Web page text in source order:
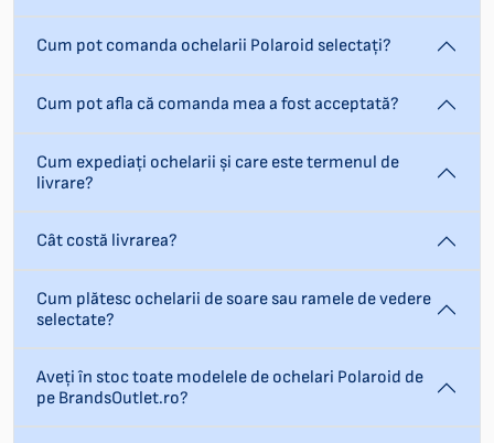
Cum pot comanda ochelarii Polaroid selectați?
Cum pot afla că comanda mea a fost acceptată?
Cum expediați ochelarii și care este termenul de
livrare?
Cât costă livrarea?
Cum plătesc ochelarii de soare sau ramele de vedere
selectate?
Aveți în stoc toate modelele de ochelari Polaroid de
pe BrandsOutlet.ro?